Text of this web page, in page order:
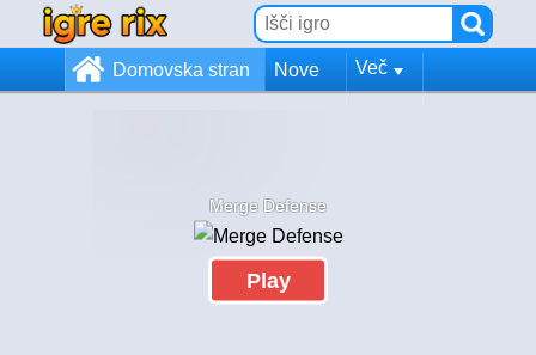
Domovska stran Nove Več
Merge Defense
Play